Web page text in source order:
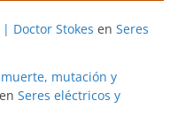
Doctor Stokes en Seres
mutación y
en Seres eléctricos y